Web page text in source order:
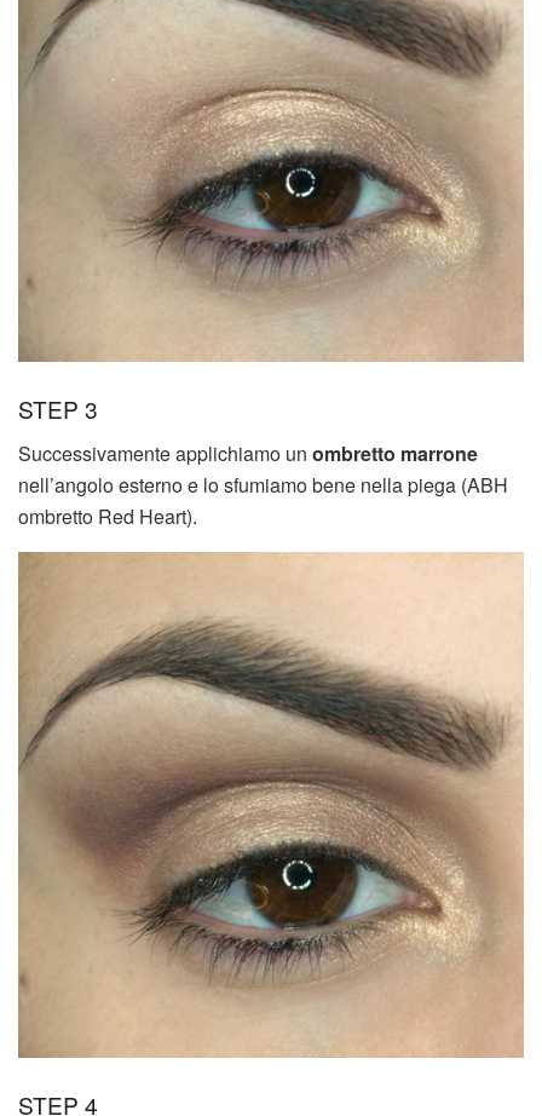
STEP 3
Successivamente applichiamo un ombretto marrone
nell’angolo esterno e lo sfumiamo bene nella piega (ABH
ombretto Red Heart).
STEP 4